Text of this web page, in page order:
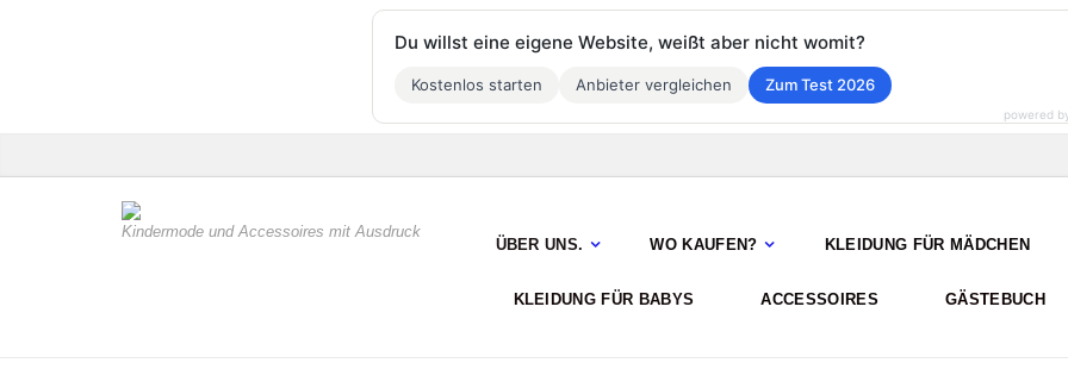
Kindermode und Accessoires mit Ausdruck
ÜBER UNS. WO KAUFEN? KLEIDUNG FÜR MÄDCHEN
KLEIDUNG FÜR BABYS ACCESSOIRES GÄSTEBUCH
Du willst eine eigene Website, weißt aber nicht womit?
Kostenlos starten Anbieter vergleichen Zum Test 2026
powered